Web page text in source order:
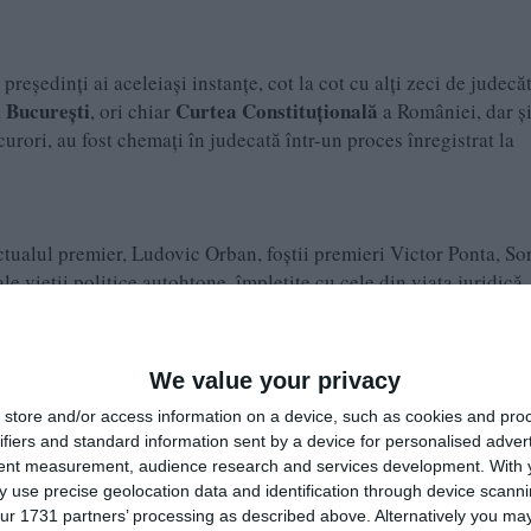
We value your privacy
store and/or access information on a device, such as cookies and
and standard information sent by a device for personalised
measurement, audience research and services development. With
use precise geolocation data and identification through device
1731 partners’ processing as described above. Alternatively you
ai aceleiași instanțe, cot la cot cu alți zeci de
București, ori chiar Curtea Constituțională a României, dar
au fost chemați în judecată într-un proces înregistrat la
premier, Ludovic Orban, foștii premieri Victor Ponta,
vieții politice autohtone, împletite cu cele din viața juridică.
se regăsesc în dosarul cu numărul 2998/118/2020,
și Sulfina Barbu
Bacău, Tribunalul Buzău, Ministerul Muncii,
Barbu, Rovana Plumb, Lia Olguța Vasilescu, CNCD,
Superior al Magistraturii, Codruț Olaru (fost șef